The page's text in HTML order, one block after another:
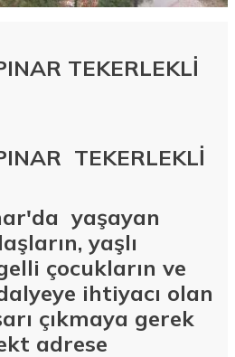
TEKERLEKLİ
TEKERLEKLİ
yaşayan
yaşlı
çocukların ve
ihtiyacı olan
çıkmaya gerek
adrese